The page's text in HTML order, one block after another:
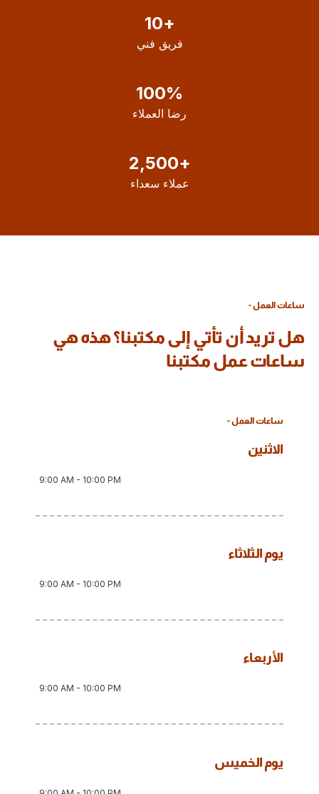
10+
فريق فني
100%
رضا العملاء
2,500+
عملاء سعداء
- ساعات العمل
هل تريد أن تأتي إلى مكتبنا؟ هذه هي
ساعات عمل مكتبنا
- ساعات العمل
الاثنين
9:00 AM - 10:00 PM
يوم الثلاثاء
9:00 AM - 10:00 PM
الأربعاء
9:00 AM - 10:00 PM
يوم الخميس